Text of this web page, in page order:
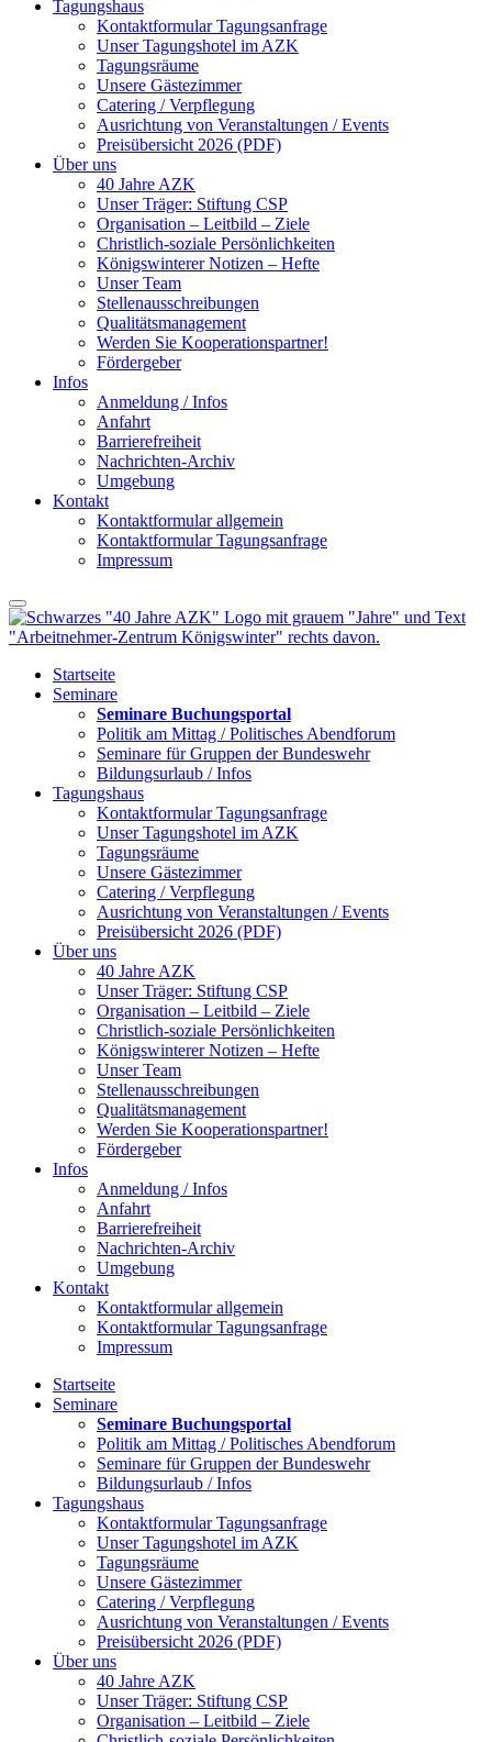
Tagungshaus
Kontaktformular Tagungsanfrage
Unser Tagungshotel im AZK
Tagungsräume
Unsere Gästezimmer
Catering / Verpflegung
Ausrichtung von Veranstaltungen / Events
Preisübersicht 2026 (PDF)
Über uns
40 Jahre AZK
Unser Träger: Stiftung CSP
Organisation – Leitbild – Ziele
Christlich-soziale Persönlichkeiten
Königswinterer Notizen – Hefte
Unser Team
Stellenausschreibungen
Qualitätsmanagement
Werden Sie Kooperationspartner!
Fördergeber
Infos
Anmeldung / Infos
Anfahrt
Barrierefreiheit
Nachrichten-Archiv
Umgebung
Kontakt
Kontaktformular allgemein
Kontaktformular Tagungsanfrage
Impressum
Startseite
Seminare
Seminare Buchungsportal
Politik am Mittag / Politisches Abendforum
Seminare für Gruppen der Bundeswehr
Bildungsurlaub / Infos
Tagungshaus
Kontaktformular Tagungsanfrage
Unser Tagungshotel im AZK
Tagungsräume
Unsere Gästezimmer
Catering / Verpflegung
Ausrichtung von Veranstaltungen / Events
Preisübersicht 2026 (PDF)
Über uns
40 Jahre AZK
Unser Träger: Stiftung CSP
Organisation – Leitbild – Ziele
Christlich-soziale Persönlichkeiten
Königswinterer Notizen – Hefte
Unser Team
Stellenausschreibungen
Qualitätsmanagement
Werden Sie Kooperationspartner!
Fördergeber
Infos
Anmeldung / Infos
Anfahrt
Barrierefreiheit
Nachrichten-Archiv
Umgebung
Kontakt
Kontaktformular allgemein
Kontaktformular Tagungsanfrage
Impressum
Startseite
Seminare
Seminare Buchungsportal
Politik am Mittag / Politisches Abendforum
Seminare für Gruppen der Bundeswehr
Bildungsurlaub / Infos
Tagungshaus
Kontaktformular Tagungsanfrage
Unser Tagungshotel im AZK
Tagungsräume
Unsere Gästezimmer
Catering / Verpflegung
Ausrichtung von Veranstaltungen / Events
Preisübersicht 2026 (PDF)
Über uns
40 Jahre AZK
Unser Träger: Stiftung CSP
Organisation – Leitbild – Ziele